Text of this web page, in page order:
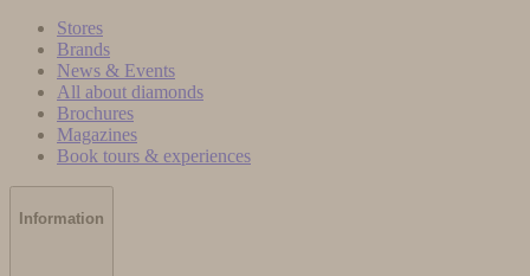
Stores
Brands
News & Events
All about diamonds
Brochures
Magazines
Book tours & experiences
Information